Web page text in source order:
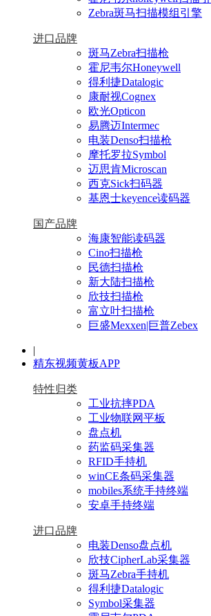
Zebra斑马扫描模组引擎
进口品牌
斑马Zebra扫描枪
霍尼韦尔Honeywell
得利捷Datalogic
康耐视Cognex
欧光Opticon
易腾迈Intermec
电装Denso扫描枪
摩托罗拉Symbol
迈思肯Microscan
西克Sick扫码器
基恩士keyence读码器
国产品牌
海康智能读码器
Cino扫描枪
民德扫描枪
新大陆扫描枪
欣技扫描枪
富立叶扫描枪
巨盛Mexxen|巨普Zebex
|
精东视频黄板APP
特性归类
工业抗摔PDA
工业物联网平板
盘点机
药监码采集器
RFID手持机
winCE条码采集器
mobiles系统手持终端
安卓手持终端
进口品牌
电装Denso盘点机
欣技CipherLab采集器
斑马Zebra手持机
得利捷Datalogic
Symbol采集器